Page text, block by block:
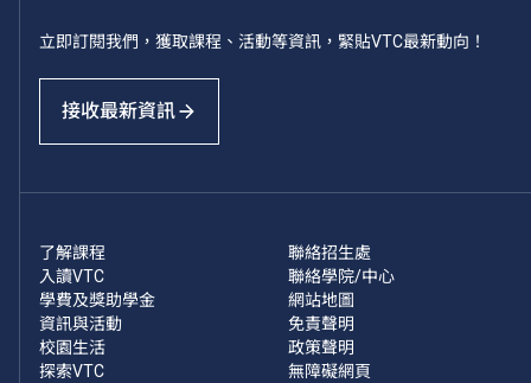
立即訂閱我們，獲取課程、活動等資訊，緊貼VTC最新動向！
接收最新資訊
了解課程
入讀VTC
學費及獎助學金
資訊與活動
校園生活
探索VTC
聯絡招生處
聯絡學院/中心
網站地圖
免責聲明
政策聲明
無障礙網頁